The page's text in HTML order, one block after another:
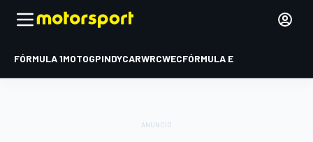
FÓRMULA 1MOTOGPINDYCARWRCWECFÓRMULA E